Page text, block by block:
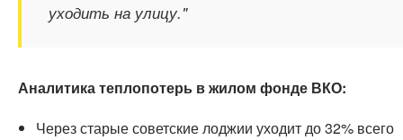
уходить на улицу."
Аналитика теплопотерь в жилом фонде ВКО:
Через старые советские лоджии уходит до 32% всего